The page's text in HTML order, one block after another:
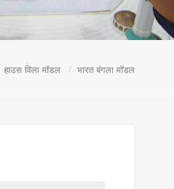
हाउस विला मॉडल / भारत बंगला मॉडल